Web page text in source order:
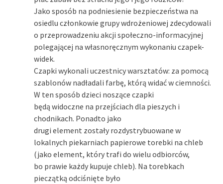
Jako sposób na podniesienie bezpieczeństwa na
osiedlu członkowie grupy wdrożeniowej zdecydowali
o przeprowadzeniu akcji społeczno-informacyjnej
polegającej na własnoręcznym wykonaniu czapek-
widek.
Czapki wykonali uczestnicy warsztatów: za pomocą
szablonów nadładali farbę, którą widać w ciemności.
W ten sposób dzieci noszące czapki
będą widoczne na przejściach dla pieszych i
chodnikach. Ponadto jako
drugi element zostały rozdystrybuowane w
lokalnych piekarniach papierowe torebki na chleb
(jako element, który trafi do wielu odbiorców,
bo prawie każdy kupuje chleb). Na torebkach
pieczątką odciśnięte było